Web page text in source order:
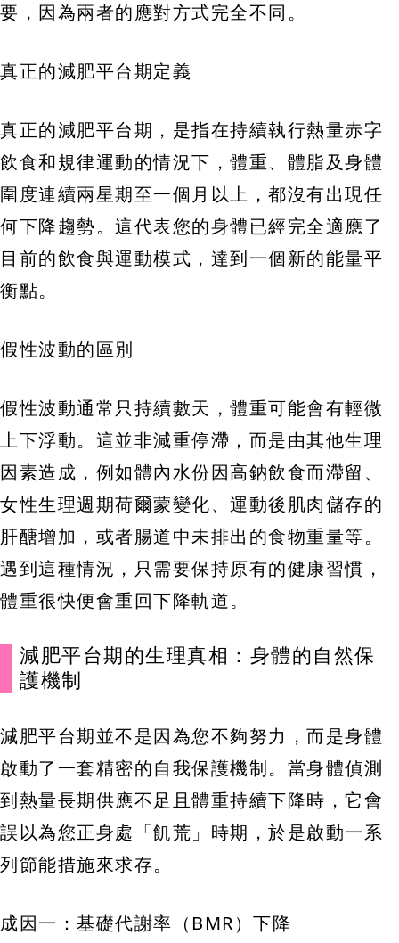
要，因為兩者的應對方式完全不同。
真正的減肥平台期定義
真正的減肥平台期，是指在持續執行熱量赤字
飲食和規律運動的情況下，體重、體脂及身體
圍度連續兩星期至一個月以上，都沒有出現任
何下降趨勢。這代表您的身體已經完全適應了
目前的飲食與運動模式，達到一個新的能量平
衡點。
假性波動的區別
假性波動通常只持續數天，體重可能會有輕微
上下浮動。這並非減重停滯，而是由其他生理
因素造成，例如體內水份因高鈉飲食而滯留、
女性生理週期荷爾蒙變化、運動後肌肉儲存的
肝醣增加，或者腸道中未排出的食物重量等。
遇到這種情況，只需要保持原有的健康習慣，
體重很快便會重回下降軌道。
減肥平台期的生理真相：身體的自然保
護機制
減肥平台期並不是因為您不夠努力，而是身體
啟動了一套精密的自我保護機制。當身體偵測
到熱量長期供應不足且體重持續下降時，它會
誤以為您正身處「飢荒」時期，於是啟動一系
列節能措施來求存。
成因一：基礎代謝率（BMR）下降